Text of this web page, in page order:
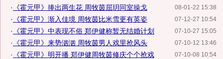
08-01-22 15:38
· 《霍元甲》捧出两生花 周牧茵屈玥同室操戈
07-12-27 10:54
· 《霍元甲》渐入佳境 周牧茵比米雪更有英姿
07-10-27 15:05
· 《霍元甲》中表现不俗 郑伊健称暂无结婚计划
07-10-12 13:46
· 《霍元甲》来势汹汹 周牧茵男人戏里抢风头
07-10-08 10:54
· 《霍元甲》明开播 郑伊健周牧茵修庆个个抢戏